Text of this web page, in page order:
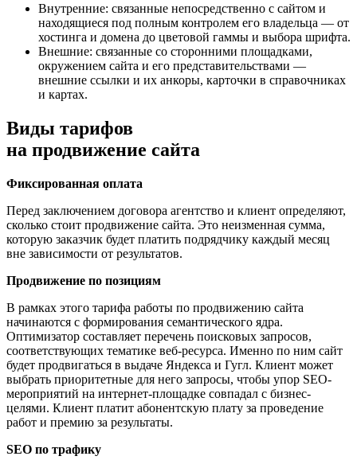
Внутренние: связанные непосредственно с сайтом и
находящиеся под полным контролем его владельца — от
хостинга и домена до цветовой гаммы и выбора шрифта.
Внешние: связанные со сторонними площадками,
окружением сайта и его представительствами —
внешние ссылки и их анкоры, карточки в справочниках
и картах.
Виды тарифов
на продвижение сайта
Фиксированная оплата
Перед заключением договора агентство и клиент определяют,
сколько стоит продвижение сайта. Это неизменная сумма,
которую заказчик будет платить подрядчику каждый месяц
вне зависимости от результатов.
Продвижение по позициям
В рамках этого тарифа работы по продвижению сайта
начинаются с формирования семантического ядра.
Оптимизатор составляет перечень поисковых запросов,
соответствующих тематике веб-ресурса. Именно по ним сайт
будет продвигаться в выдаче Яндекса и Гугл. Клиент может
выбрать приоритетные для него запросы, чтобы упор SEO-
мероприятий на интернет-площадке совпадал с бизнес-
целями. Клиент платит абонентскую плату за проведение
работ и премию за результаты.
SEO по трафику